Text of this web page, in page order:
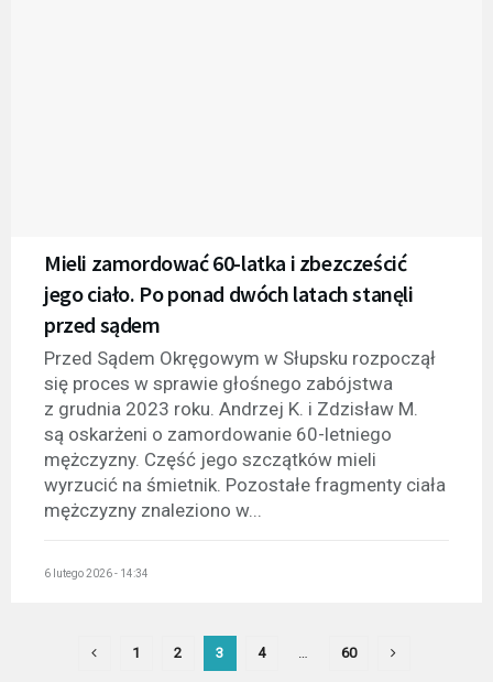
Mieli zamordować 60-latka i zbezcześcić
jego ciało. Po ponad dwóch latach stanęli
przed sądem
Przed Sądem Okręgowym w Słupsku rozpoczął
się proces w sprawie głośnego zabójstwa
z grudnia 2023 roku. Andrzej K. i Zdzisław M.
są oskarżeni o zamordowanie 60-letniego
mężczyzny. Część jego szczątków mieli
wyrzucić na śmietnik. Pozostałe fragmenty ciała
mężczyzny znaleziono w...
6 lutego 2026 - 14:34
1 2 3 4 60